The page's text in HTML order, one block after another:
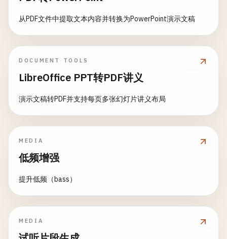
从PDF文件中提取文本内容并转换为PowerPoint演示文稿
DOCUMENT TOOLS
LibreOffice PPT转PDF讲义
演示文稿转PDF并支持每页多张幻灯片讲义布局
MEDIA
低频增强
提升低频（bass）
MEDIA